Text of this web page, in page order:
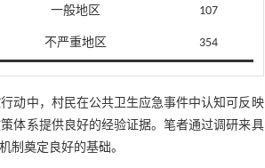
一般地区 107
不严重地区 354
动中，村民在公共卫生应急事件中认知可反映
体系提供良好的经验证据。笔者通过调研来具
制奠定良好的基础。